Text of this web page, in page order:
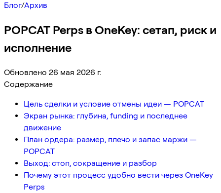
Блог/Архив
POPCAT Perps в OneKey: сетап, риск и
исполнение
Обновлено 26 мая 2026 г.
Содержание
Цель сделки и условие отмены идеи — POPCAT
Экран рынка: глубина, funding и последнее
движение
План ордера: размер, плечо и запас маржи —
POPCAT
Выход: стоп, сокращение и разбор
Почему этот процесс удобно вести через OneKey
Perps